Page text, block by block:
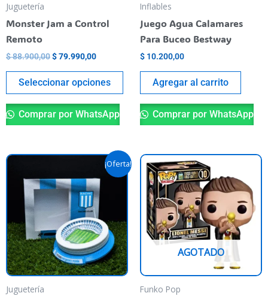
Juguetería
Monster Jam a Control
Remoto
$88.900,00$79.990,00
Seleccionar opciones
chosen
Comprar por WhatsApp
Inflables
Juego Agua Calamares
Para Buceo Bestway
$ 10.200,00
Agregar al carrito
Comprar por WhatsApp
¡Oferta!
Juguetería
Original
was:
$ 59.900,00.
Current
price
is:
$ 40.000,00.
AGOTADO
Funko Pop